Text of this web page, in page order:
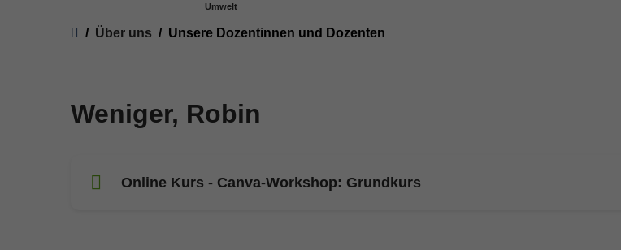
Umwelt
Sie sind hier:
Über uns Unsere Dozentinnen und Dozenten
Weniger, Robin
Online Kurs - Canva-Workshop: Grundkurs